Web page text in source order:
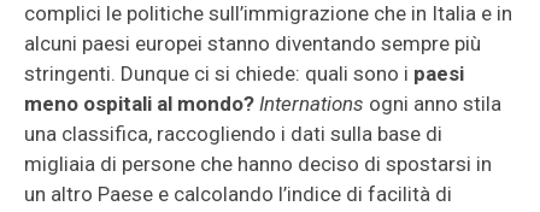
complici le politiche sull’immigrazione che in Italia e in
alcuni paesi europei stanno diventando sempre più
stringenti. Dunque ci si chiede: quali sono i paesi
meno ospitali al mondo? Internations ogni anno stila
una classifica, raccogliendo i dati sulla base di
migliaia di persone che hanno deciso di spostarsi in
un altro Paese e calcolando l’indice di facilità di